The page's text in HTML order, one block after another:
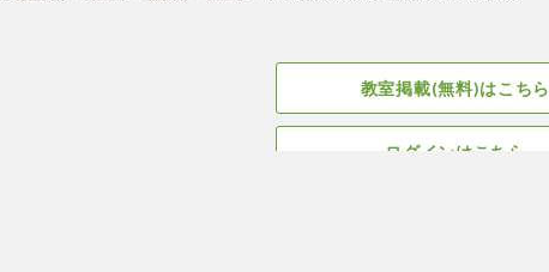
教室掲載(無料)はこちら
ログインはこちら